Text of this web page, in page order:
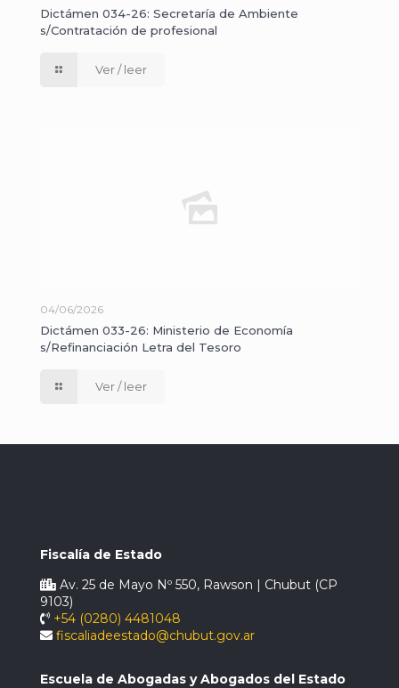
Dictámen 034-26: Secretaría de Ambiente
s/Contratación de profesional
Ver / leer
04/06/2026
Dictámen 033-26: Ministerio de Economía
s/Refinanciación Letra del Tesoro
Ver / leer
Fiscalía de Estado
Av. 25 de Mayo Nº 550, Rawson | Chubut (CP
9103)
+54 (0280) 4481048
fiscaliadeestado@chubut.gov.ar
Escuela de Abogadas y Abogados del Estado